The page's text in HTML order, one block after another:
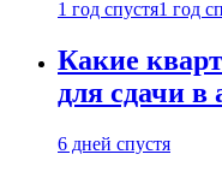
1 год спустя1 год
Какие
для сдачи в
6 дней спустя